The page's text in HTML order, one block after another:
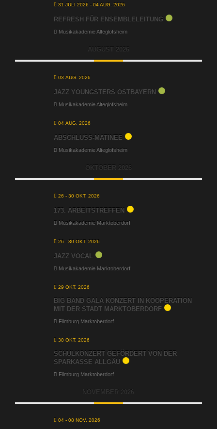
31 JULI 2026 - 04 AUG. 2026
REFRESH FÜR ENSEMBLELEITUNG
Musikakademie Alteglofsheim
AUGUST 2026
03 AUG. 2026
JAZZ YOUNGSTERS OSTBAYERN
Musikakademie Alteglofsheim
04 AUG. 2026
ABSCHLUSS-MATINEE
Musikakademie Alteglofsheim
OKTOBER 2026
26 - 30 OKT. 2026
173. ARBEITSTREFFEN
Musikakademie Marktoberdorf
26 - 30 OKT. 2026
JAZZ VOCAL
Musikakademie Marktoberdorf
29 OKT. 2026
BIG BAND GALA KONZERT IN KOOPERATION
MIT DER STADT MARKTOBERDORF
Filmburg Marktoberdorf
30 OKT. 2026
SCHULKONZERT GEFÖRDERT VON DER
SPARKASSE ALLGÄU
Filmburg Marktoberdorf
NOVEMBER 2026
04 - 08 NOV. 2026